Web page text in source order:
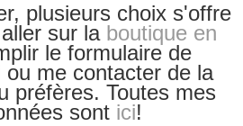
plusieurs choix s'offre
sur la boutique en
le formulaire de
ou me contacter de la
préfères. Toutes mes
sont ici!